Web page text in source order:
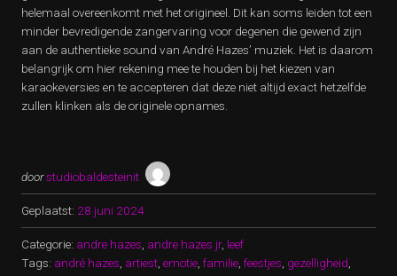
helemaal overeenkomt met het origineel. Dit kan soms leiden tot een
minder bevredigende zangervaring voor degenen die gewend zijn
aan de authentieke sound van André Hazes’ muziek. Het is daarom
belangrijk om hier rekening mee te houden bij het kiezen van
karaokeversies en te accepteren dat deze niet altijd exact hetzelfde
zullen klinken als de originele opnames.
doorstudiobaldesteinit
Geplaatst: 28 juni 2024
Categorie: andre hazes andre hazes jr, leef
Tags: andré hazes artiest emotie familie feestjes gezelligheid